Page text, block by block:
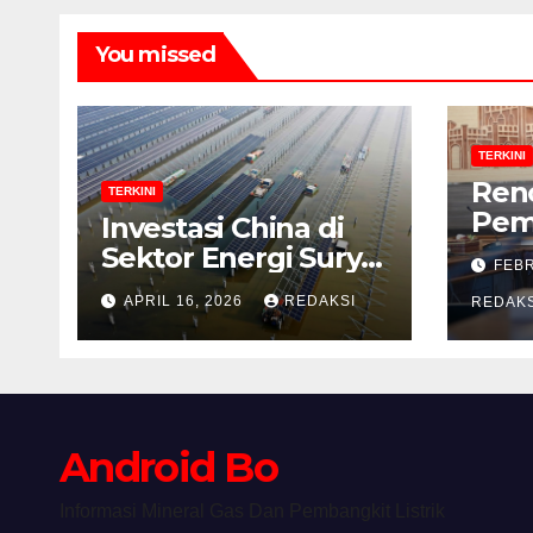
You missed
TERKINI
Investasi China di
Sektor Energi Surya:
Peluang dan
Strategi Indonesia?
APRIL 16, 2026 REDAKSI
TERKINI
Android Bo